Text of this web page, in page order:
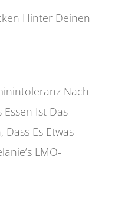
Hinter Deinen
Nach
Ist Das
Es Etwas
LMO-